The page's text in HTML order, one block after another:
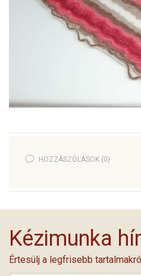
HOZZÁSZÓLÁSOK (0)
Kézimunka
Értesülj a legfrisebb